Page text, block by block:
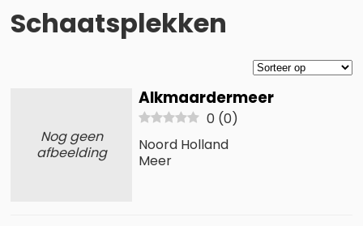
Schaatsplekken
Nog geen
afbeelding
Alkmaardermeer
0 (0)
Noord Holland
Meer